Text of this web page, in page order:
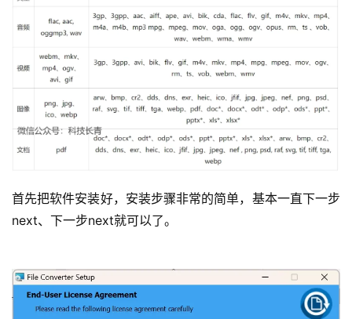
首先把软件安装好，安装步骤非常的简单，基本一直下一步
next、下一步next就可以了。